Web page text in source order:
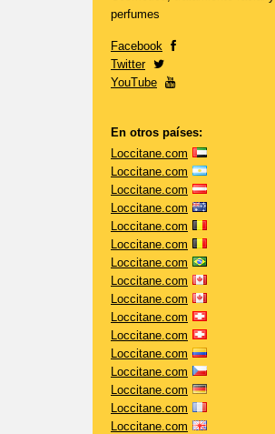
perfumes
Facebook
Twitter
YouTube
En otros países:
Loccitane.com
Loccitane.com
Loccitane.com
Loccitane.com
Loccitane.com
Loccitane.com
Loccitane.com
Loccitane.com
Loccitane.com
Loccitane.com
Loccitane.com
Loccitane.com
Loccitane.com
Loccitane.com
Loccitane.com
Loccitane.com